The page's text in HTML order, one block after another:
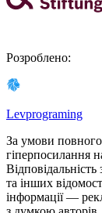
Розроблено:
Levprograming
За умови
гіперпосилання
та інших
інформації —